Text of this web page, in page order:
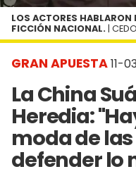
GRAN APUESTA11-
La China
Heredia:
moda de
defender lo
LOS ACTORES HABLARON
FICCIÓN NACIONAL. |